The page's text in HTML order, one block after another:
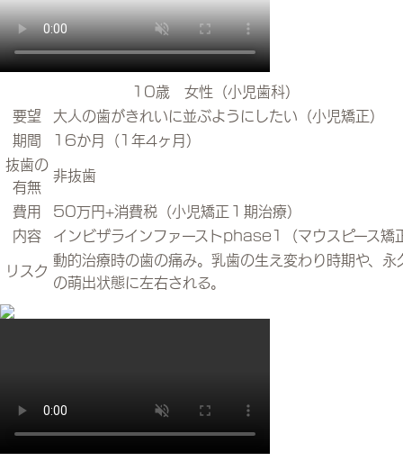
10歳 女性（小児歯科）
要望 大人の歯がきれいに並ぶようにしたい（小児矯正）
期間
16か月（1年4ヶ月）
抜歯の
有無
非抜歯
費用 50万円+消費税（小児矯正１期治療）
内容 インビザラインファーストphase1（マウスピース矯
リスク 動的治療時の歯の痛み。乳歯の生え変わり時期や、永
の萌出状態に左右される。